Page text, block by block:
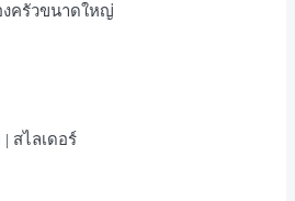
ครัวขนาดใหญ่
| สไลเดอร์